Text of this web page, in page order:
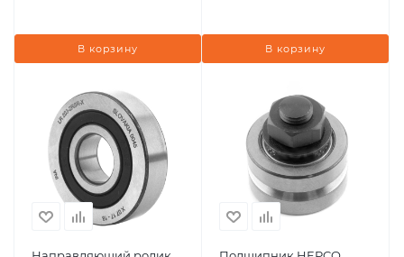
В корзину В корзину